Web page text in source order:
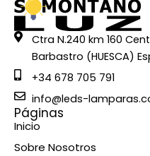
Ctra N.240 km 160
Barbastro (HUESCA)
+34 678 705 791
info@leds-
Páginas
Inicio
Sobre Nosotros